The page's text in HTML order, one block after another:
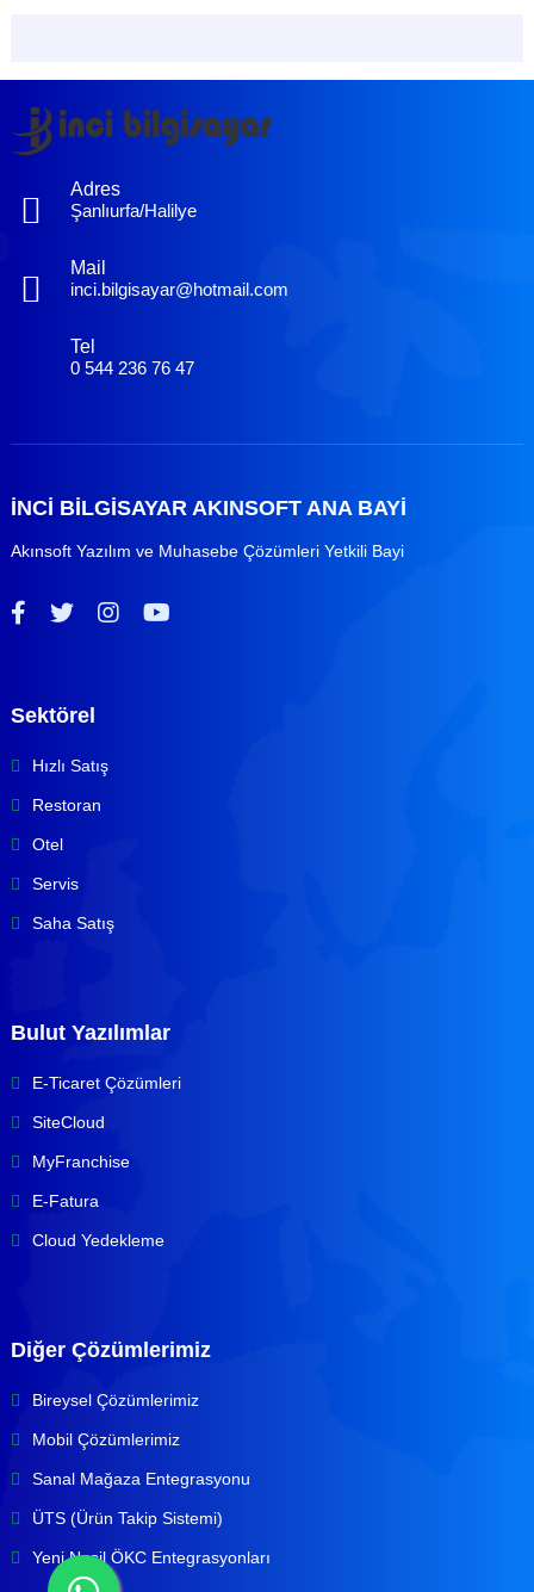
Adres
Şanlıurfa/Halilye
Mail
inci.bilgisayar@hotmail.com
Tel
0 544 236 76 47
İNCİ BİLGİSAYAR AKINSOFT ANA BAYİ
Akınsoft Yazılım ve Muhasebe Çözümleri Yetkili Bayi
Sektörel
Hızlı Satış
Restoran
Otel
Servis
Saha Satış
Bulut Yazılımlar
E-Ticaret Çözümleri
SiteCloud
MyFranchise
E-Fatura
Cloud Yedekleme
Diğer Çözümlerimiz
Bireysel Çözümlerimiz
Mobil Çözümlerimiz
Sanal Mağaza Entegrasyonu
ÜTS (Ürün Takip Sistemi)
Yeni Nesil ÖKC Entegrasyonları